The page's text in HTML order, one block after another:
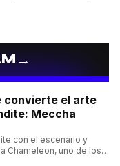
→
convierte el arte
Meccha
con el escenario y
Chameleon, uno de los